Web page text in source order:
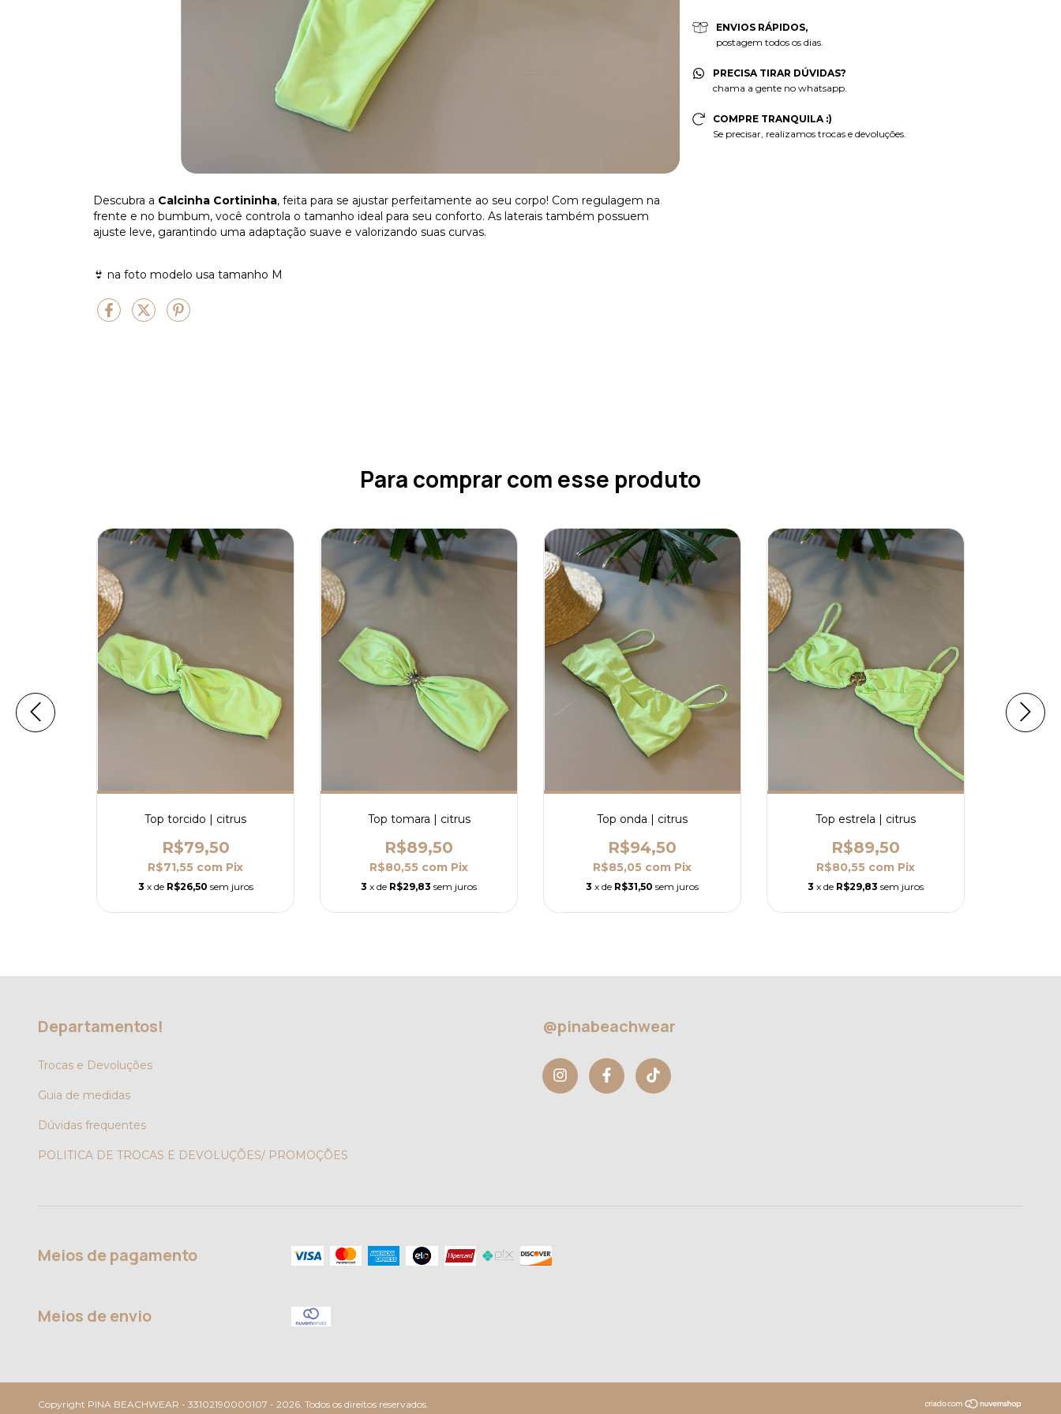
Descubra a Calcinha Cortininha, feita para se ajustar perfeitamente ao seu corpo! Com regulagem na
frente e no bumbum, você controla o tamanho ideal para seu conforto. As laterais também possuem
ajuste leve, garantindo uma adaptação suave e valorizando suas curvas.
👙 na foto modelo usa tamanho M
ENVIOS RÁPIDOS,
postagem todos os dias.
PRECISA TIRAR DÚVIDAS?
chama a gente no whatsapp.
COMPRE TRANQUILA :)
Se precisar, realizamos trocas e devoluções.
Para comprar com esse produto
Top torcido | citrus
R$79,50
R$71,55 com Pix
3 x de R$26,50 sem juros
Top tomara | citrus
R$89,50
R$80,55 com Pix
3 x de R$29,83 sem juros
Top onda | citrus
R$94,50
R$85,05 com Pix
3 x de R$31,50 sem juros
Top estrela | citrus
R$89,50
R$80,55 com Pix
3 x de R$29,83 sem juros
Departamentos!
Trocas e Devoluções
Guia de medidas
Dúvidas frequentes
POLITICA DE TROCAS E DEVOLUÇÕES/ PROMOÇÕES
@pinabeachwear
Meios de pagamento
Meios de envio
Copyright PINA BEACHWEAR - 33102190000107 - 2026. Todos os direitos reservados.